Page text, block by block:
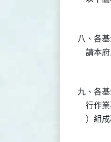
八、各
九、各
行作